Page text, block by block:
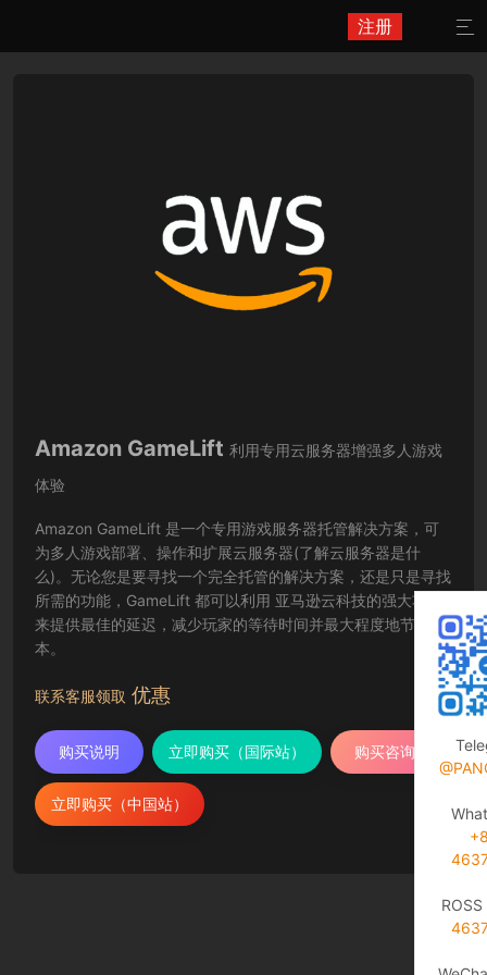
注册 
Amazon GameLift 利用专用云服务器增强多人游戏
体验
Amazon GameLift 是一个专用游戏服务器托管解决方案，可
为多人游戏部署、操作和扩展云服务器(了解云服务器是什
么)。无论您是要寻找一个完全托管的解决方案，还是只是寻找
所需的功能，GameLift 都可以利用 亚马逊云科技的强大功能
来提供最佳的延迟，减少玩家的等待时间并最大程度地节省成
本。
联系客服领取 优惠
购买说明 立即购买（国际站） 购买咨询
立即购买（中国站）